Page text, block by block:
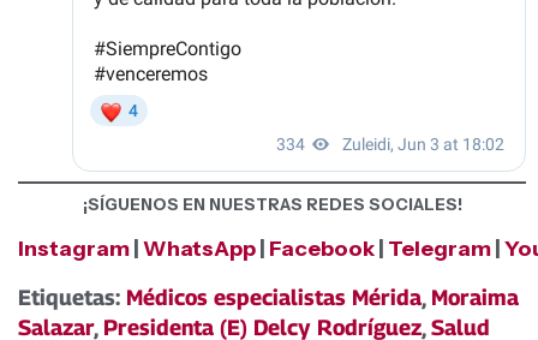
¡SÍGUENOS EN NUESTRAS REDES SOCIALES!
Instagram WhatsApp Facebook Telegram
Etiquetas: Médicos especialistas Mérida, Moraima
Salazar, Presidenta (E) Delcy Rodríguez,Salud